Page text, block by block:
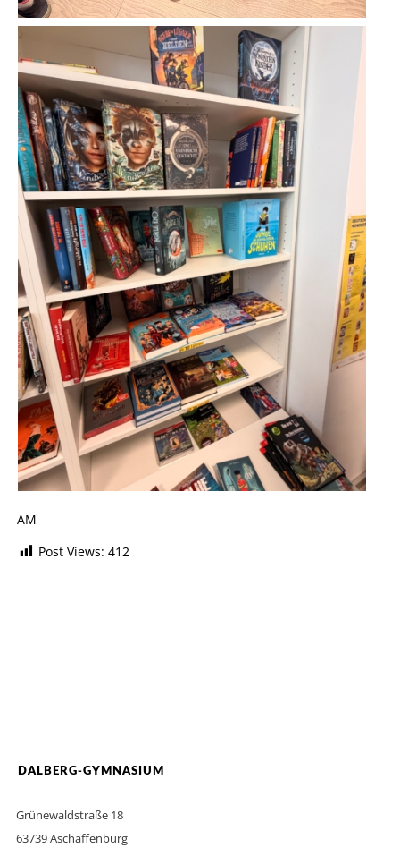
AM
Post Views: 412
DALBERG-GYMNASIUM
Grünewaldstraße 18
63739 Aschaffenburg